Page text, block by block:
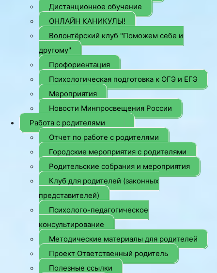
Дистанционное обучение
ОНЛАЙН КАНИКУЛЫ!
Волонтёрский клуб "Поможем себе и
другому"
Профориентация
Психологическая подготовка к ОГЭ и ЕГЭ
Мероприятия
Новости Минпросвещения России
Работа с родителями
Отчет по работе с родителями
Городские мероприятия с родителями
Родительские собрания и мероприятия
Клуб для родителей (законных
представителей)
Психолого-педагогическое
консультирование
Методические материалы для родителей
Проект Ответственный родитель
Полезные ссылки